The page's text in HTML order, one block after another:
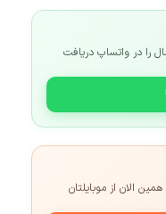
را در واتساپ دریافت
الان از موبایلتان